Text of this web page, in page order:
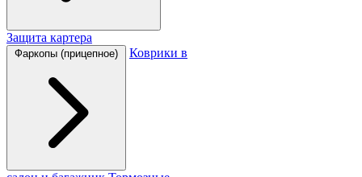
Защита картера
Фаркопы (прицепное) Коврики в